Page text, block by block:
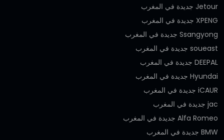
Jetour جديدة في المغرب
XPENG جديدة في المغرب
Ssangyong جديدة في المغرب
soueast جديدة في المغرب
DEEPAL جديدة في المغرب
Hyundai جديدة في المغرب
iCAUR جديدة في المغرب
jac جديدة في المغرب
Alfa Romeo جديدة في المغرب
BMW جديدة في المغرب